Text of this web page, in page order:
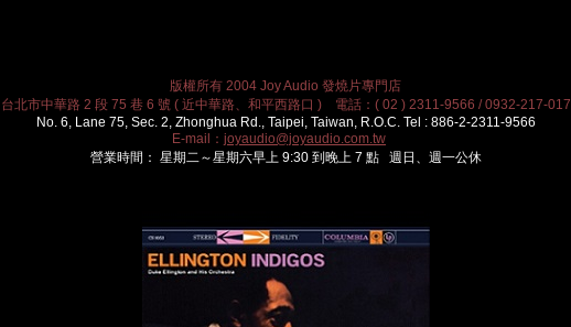
版權所有 2004 Joy Audio 發燒片專門店
台北市中華路 2 段 75 巷 6 號 ( 近中華路、和平西路口 ) 電話：( 02 ) 2311-9566 / 0932-217-017
No. 6, Lane 75, Sec. 2, Zhonghua Rd., Taipei, Taiwan, R.O.C. Tel : 886-2-2311-9566
E-mail： joyaudio@joyaudio.com.tw
營業時間： 星期二～星期六早上 9:30 到晚上 7 點 週日、週一公休